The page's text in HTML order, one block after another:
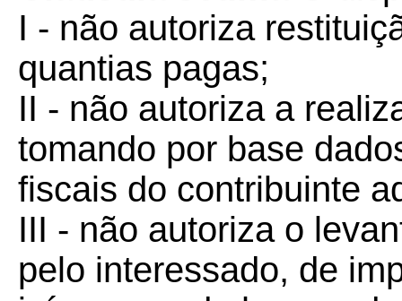
I - não autoriza
quantias pagas;
II - não autoriza a
tomando por base
fiscais do contribuinte
III - não autoriza o
pelo interessado, de